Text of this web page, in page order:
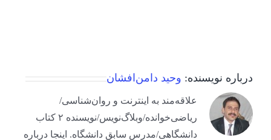
درباره نویسنده: وحید دامن‌افشان
علاقه‌مند به اینترنت و روان‌شناسی/
ریاضی‌خوانده/وبلاگ‌نویس/نویسنده ۲ کتاب
دانشگاهی/مدرس سابق دانشگاه. اینجا درباره